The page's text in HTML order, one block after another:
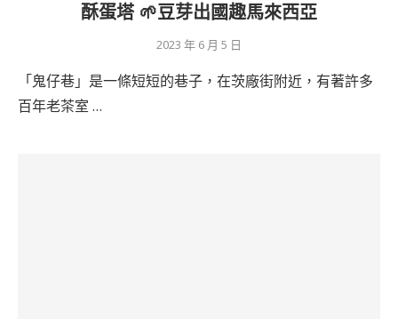
酥蛋塔 🌱豆芽出國趣馬來西亞
2023 年 6 月 5 日
「鬼仔巷」是一條短短的巷子，在茨廠街附近，有著許多
百年老茶室 …